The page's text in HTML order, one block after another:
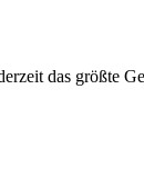
das größte